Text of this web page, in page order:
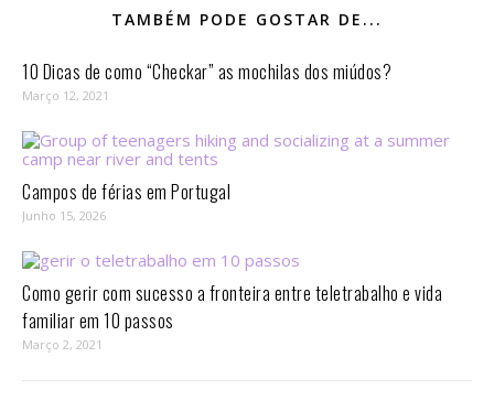
TAMBÉM PODE GOSTAR DE...
10 Dicas de como “Checkar” as mochilas dos miúdos?
Março 12, 2021
Campos de férias em Portugal
Junho 15, 2026
Como gerir com sucesso a fronteira entre teletrabalho e vida
familiar em 10 passos⁣
Março 2, 2021